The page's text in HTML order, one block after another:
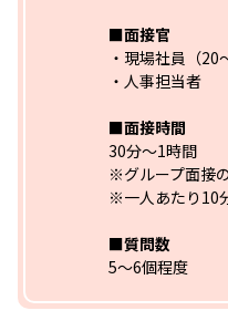
■面接官
・現場社員（20
・人事担当者
■面接時間
30分～1時間
※グループ面接
※一人あたり10
■質問数
5～6個程度